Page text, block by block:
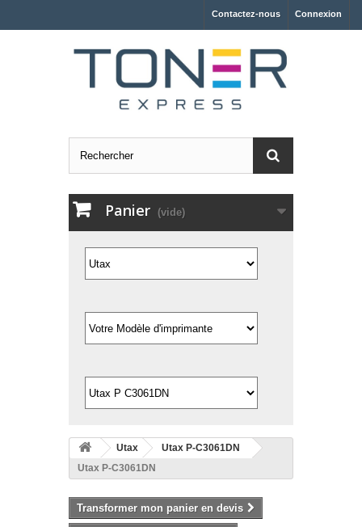
Connexion
Contactez-nous
Panier (vide)
Utax
Utax P-C3061DN
Utax P-C3061DN
Transformer mon panier en devis